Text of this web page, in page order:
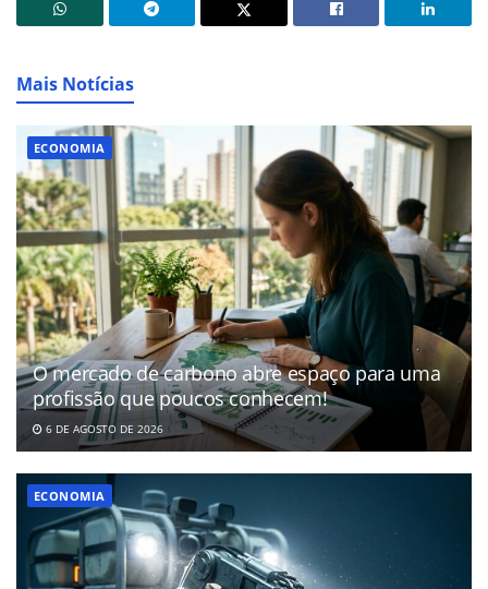
Mais Notícias
ECONOMIA
O mercado de carbono abre espaço para uma
profissão que poucos conhecem!
6 DE AGOSTO DE 2026
ECONOMIA